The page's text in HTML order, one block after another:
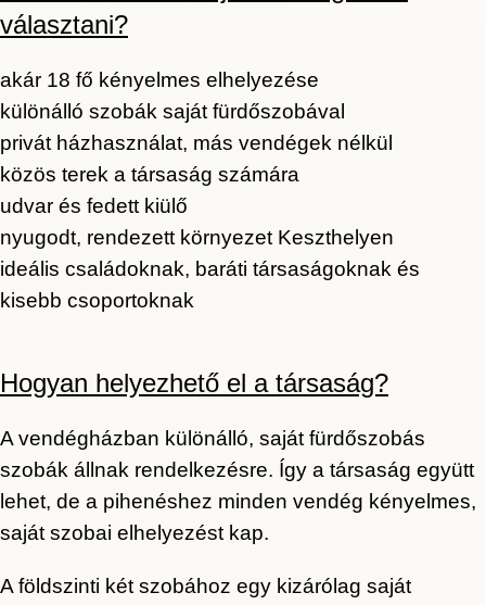
választani?
akár 18 fő kényelmes elhelyezése
különálló szobák saját fürdőszobával
privát házhasználat, más vendégek nélkül
közös terek a társaság számára
udvar és fedett kiülő
nyugodt, rendezett környezet Keszthelyen
ideális családoknak, baráti társaságoknak és
kisebb csoportoknak
Hogyan helyezhető el a társaság?
A vendégházban különálló, saját fürdőszobás
szobák állnak rendelkezésre. Így a társaság együtt
lehet, de a pihenéshez minden vendég kényelmes,
saját szobai elhelyezést kap.
A földszinti két szobához egy kizárólag saját